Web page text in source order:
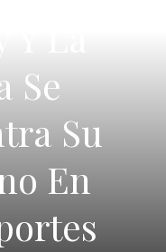
Se
Su
En